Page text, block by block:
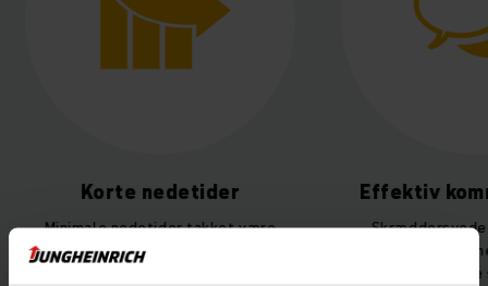
Korte nedetider
Minimale nedetider takket være
pålidelige gaffeltrucks med korte
Effektiv
Skræddersyede
yderst
med